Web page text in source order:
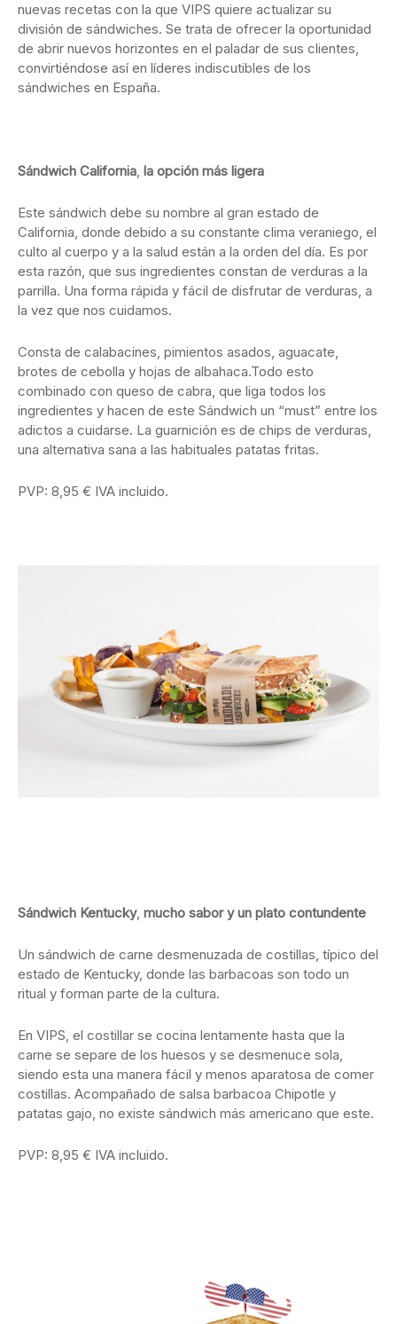
nuevas recetas con la que VIPS quiere actualizar su
división de sándwiches. Se trata de ofrecer la oportunidad
de abrir nuevos horizontes en el paladar de sus clientes,
convirtiéndose así en líderes indiscutibles de los
sándwiches en España.
Sándwich California, la opción más ligera
Este sándwich debe su nombre al gran estado de
California, donde debido a su constante clima veraniego, el
culto al cuerpo y a la salud están a la orden del día. Es por
esta razón, que sus ingredientes constan de verduras a la
parrilla. Una forma rápida y fácil de disfrutar de verduras, a
la vez que nos cuidamos.
Consta de calabacines, pimientos asados, aguacate,
brotes de cebolla y hojas de albahaca.Todo esto
combinado con queso de cabra, que liga todos los
ingredientes y hacen de este Sándwich un “must” entre los
adictos a cuidarse. La guarnición es de chips de verduras,
una alternativa sana a las habituales patatas fritas.
PVP: 8,95 € IVA incluido.
Sándwich Kentucky, mucho sabor y un plato contundente
Un sándwich de carne desmenuzada de costillas, típico del
estado de Kentucky, donde las barbacoas son todo un
ritual y forman parte de la cultura.
En VIPS, el costillar se cocina lentamente hasta que la
carne se separe de los huesos y se desmenuce sola,
siendo esta una manera fácil y menos aparatosa de comer
costillas. Acompañado de salsa barbacoa Chipotle y
patatas gajo, no existe sándwich más americano que este.
PVP: 8,95 € IVA incluido.